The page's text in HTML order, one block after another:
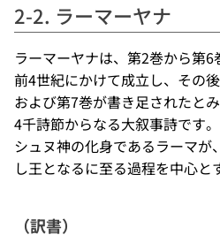
2-2. ラーマーヤナ
ラーマーヤナは、第2巻から第
前4世紀にかけて成立し、その
および第7巻が書き足されたと
4千詩節からなる大叙事詩です
シュヌ神の化身であるラーマが
し王となるに至る過程を中心と
（訳書）